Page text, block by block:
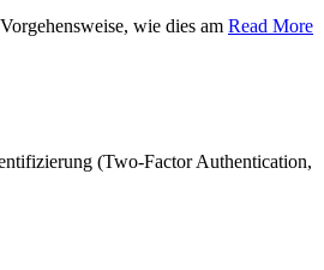
wie dies am Read More
(Two-Factor Authentication,